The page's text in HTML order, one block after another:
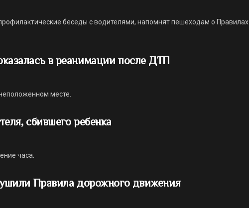
беседы с водителями, напомнят пешеходам о Правилах
в реанимации после ДТП
месте.
сбившего ребенка
часа.
Правила дорожного движения